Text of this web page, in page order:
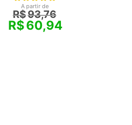
A partir de
R$93,76
R$60,94